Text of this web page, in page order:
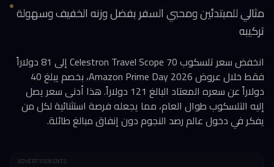
مثالي للمبتدئين ومحبي السفر بفضل وزنه الخفيف وسهولة
تركيبه
انخفض سعر تلسكوب Celestron Travel Scope 70 إلى 81 دولاراً
فقط خلال عروض Amazon Prime Day 2026، بخصم يبلغ 40
دولاراً عن سعره المعتاد البالغ 121 دولاراً. هذا أدنى سعر يصل
إليه التلسكوب طوال العام، مما يجعله فرصة استثنائية لكل من
يفكر في دخول عالم رصد النجوم دون إنفاق مبالغ طائلة.
ADVERTISEMENTS